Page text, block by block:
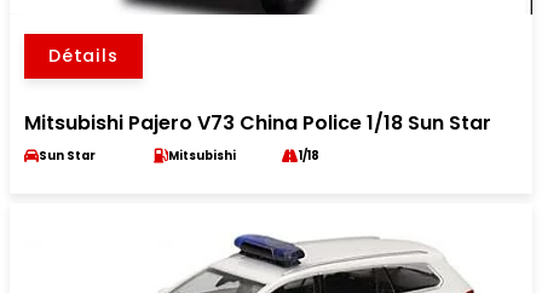
Détails
Mitsubishi Pajero V73 China Police 1/18 Sun Star
Sun Star Mitsubishi 1/18